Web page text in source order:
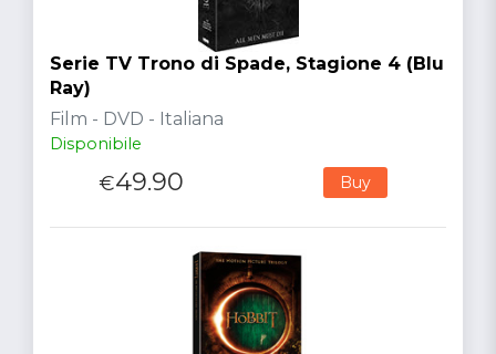
Serie TV Trono di Spade, Stagione 4 (Blu
Ray)
Film - DVD - Italiana
Disponibile
€49.90 Buy